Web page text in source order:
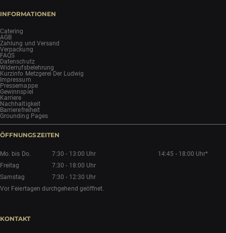
INFORMATIONEN
Catering
AGB
Zahlung und Versand
Verpackung
FAQS
Datenschutz
Widerrufsbelehrung
Kurzinfo Metzgerei Der Ludwig
Impressum
Pressemappe
Gewinnspiel
Karriere
Nachhaltigkeit
Barrierefreiheit
Grounding Pages
ÖFFNUNGSZEITEN
Mo. bis Do. 7:30 - 13:00 Uhr
14:45 - 18:00 Uhr*
Freitag
7:30 - 18:00 Uhr
Samstag
7:30 - 12:30 Uhr
Vor Feiertagen durchgehend geöffnet.
KONTAKT